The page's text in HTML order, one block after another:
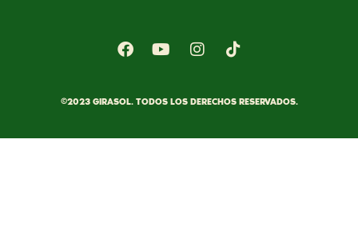
©2023 GIRASOL. TODOS LOS DERECHOS RESERVADOS.